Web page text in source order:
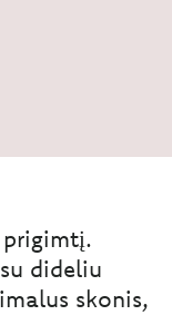
prigimtį.
dideliu
skonis,